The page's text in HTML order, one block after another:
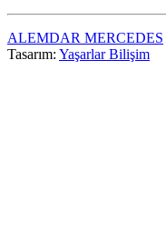
ALEMDAR MERCEDES
Tasarım: Yaşarlar Bilişim